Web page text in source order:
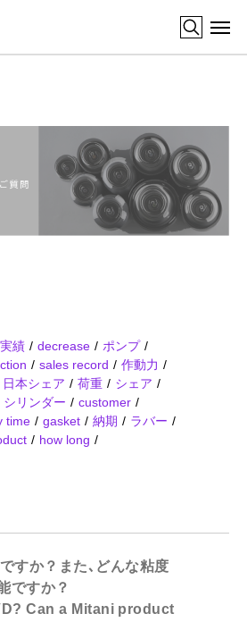
実績 decrease
ポンプ
sales record
作動力
日本シェア 荷重
シェア
シリンダー
customer
time gasket 納期
ラバー
how long
すか？また､どんな粘度
ですか？
Can a Mitani product